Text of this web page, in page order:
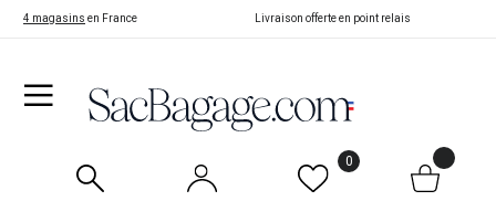
4 magasins en France Livraison offerte en point relais
0